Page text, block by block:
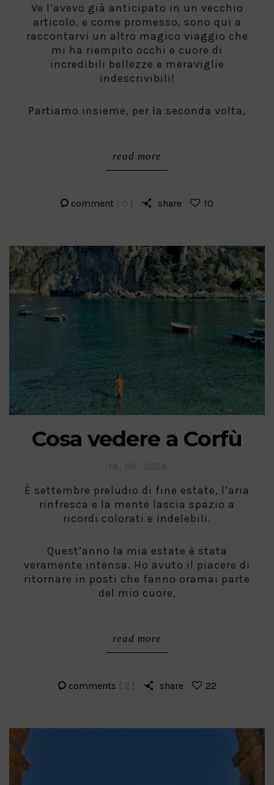
Ve l’avevo già anticipato in un vecchio
articolo, e come promesso, sono qui a
raccontarvi un altro magico viaggio che
mi ha riempito occhi e cuore di
incredibili bellezze e meraviglie
indescrivibili!
Partiamo insieme, per la seconda volta,
read more
comment [ 0 ] share 10
Cosa vedere a Corfù
È settembre preludio di fine estate, l’aria
rinfresca e la mente lascia spazio a
ricordi colorati e indelebili.
Quest’anno la mia estate è stata
veramente intensa. Ho avuto il piacere di
ritornare in posti che fanno oramai parte
del mio cuore,
read more
comments [ 2 ] share 22